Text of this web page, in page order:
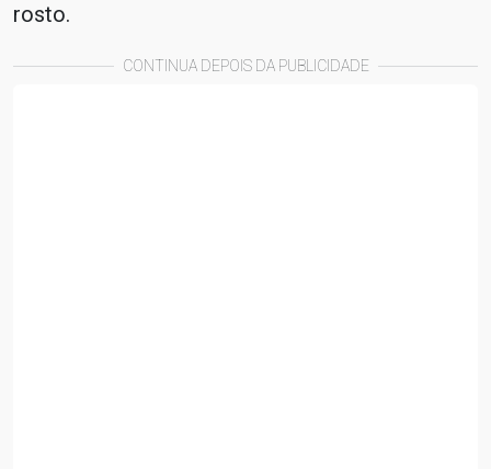
rosto.
CONTINUA DEPOIS DA PUBLICIDADE